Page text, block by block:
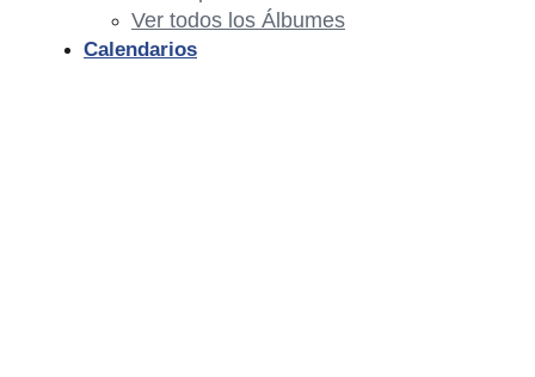
Ver todos los Álbumes
Calendarios